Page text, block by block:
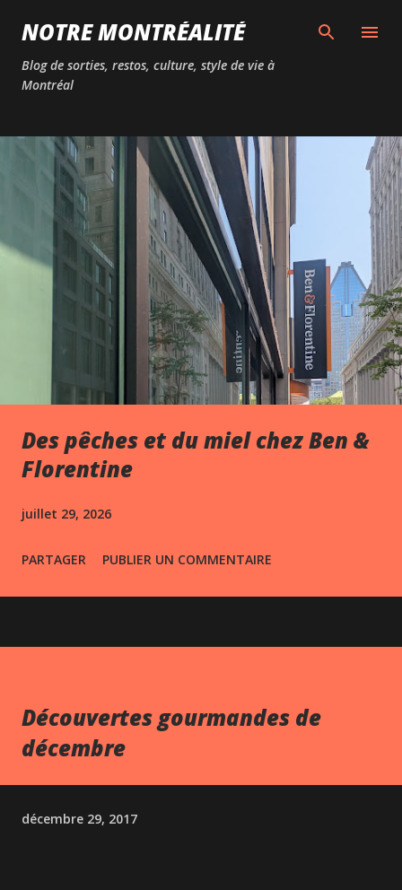
Passer au contenu principal
NOTRE MONTRÉALITÉ
Blog de sorties, restos, culture, style de vie à
Montréal
Des pêches et du miel chez Ben &
Florentine
juillet 29, 2026
PARTAGER PUBLIER UN COMMENTAIRE
Découvertes gourmandes de
décembre
décembre 29, 2017